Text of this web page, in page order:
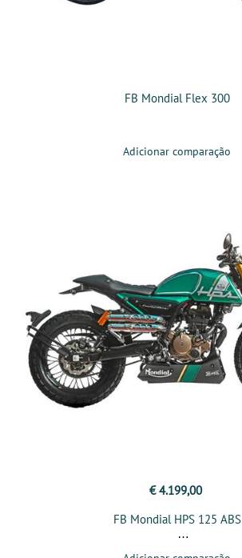
FB Mondial Flex 300
Adicionar comparação
€ 4.199,00
FB Mondial HPS 125 ABS